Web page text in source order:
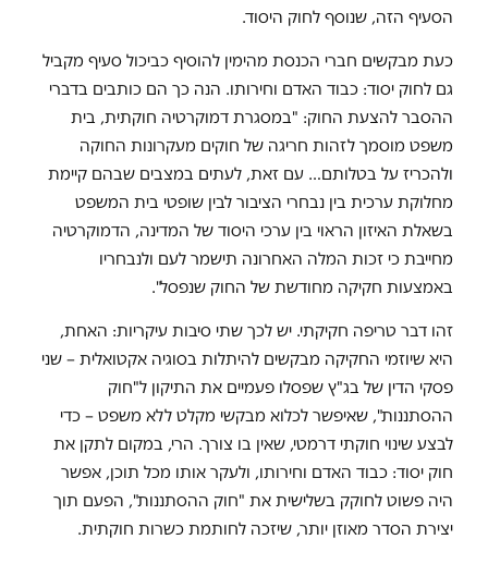
הסעיף הזה, שנוסף לחוק היסוד.
כעת מבקשים חברי הכנסת מהימין להוסיף כביכול סעיף מקביל
גם לחוק יסוד: כבוד האדם וחירותו. הנה כך הם כותבים בדברי
ההסבר להצעת החוק: "במסגרת דמוקרטיה חוקתית, בית
משפט מוסמך לזהות חריגה של חוקים מעקרונות החוקה
ולהכריז על בטלותם… עם זאת, לעתים במצבים שבהם קיימת
מחלוקת ערכית בין נבחרי הציבור לבין שופטי בית המשפט
בשאלת האיזון הראוי בין ערכי היסוד של המדינה, הדמוקרטיה
מחייבת כי זכות המלה האחרונה תישמר לעם ולנבחריו
באמצעות חקיקה מחודשת של החוק שנפסל".
זהו דבר טריפה חקיקתי. יש לכך שתי סיבות עיקריות: האחת,
היא שיוזמי החקיקה מבקשים להיתלות בסוגיה אקטואלית – שני
פסקי הדין של בג"ץ שפסלו פעמיים את התיקון ל"חוק
ההסתננות", שאיפשר לכלוא מבקשי מקלט ללא משפט – כדי
לבצע שינוי חוקתי דרמטי, שאין בו צורך. הרי, במקום לתקן את
חוק יסוד: כבוד האדם וחירותו, ולעקר אותו מכל תוכן, אפשר
היה פשוט לחוקק בשלישית את "חוק ההסתננות", הפעם תוך
יצירת הסדר מאוזן יותר, שיזכה לחותמת כשרות חוקתית.